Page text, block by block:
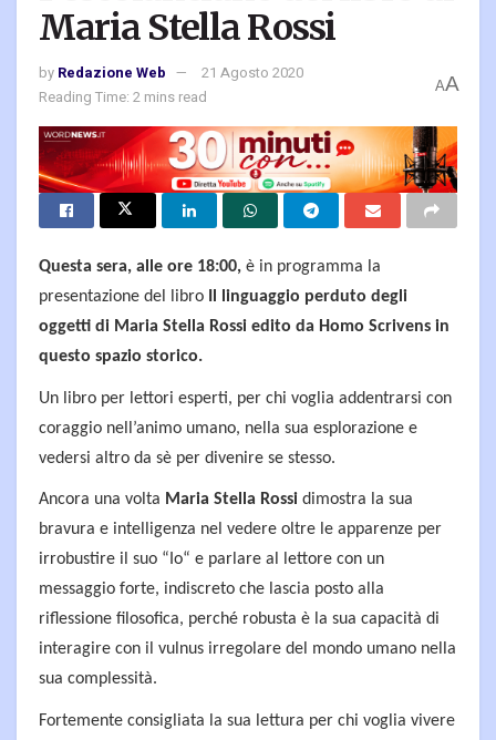
Maria Stella Rossi
by Redazione Web
21 Agosto 2020
Reading Time: 2 mins read
AA
Questa sera, alle ore 18:00, è in programma la
presentazione del libro
Il linguaggio perduto degli
oggetti di Maria Stella Rossi edito da Homo Scrivens in
questo spazio storico.
Un libro per lettori esperti, per chi voglia addentrarsi con
coraggio nell’animo umano, nella sua esplorazione e
vedersi altro da sè per divenire se stesso.
Ancora una volta Maria Stella Rossi dimostra la sua
bravura e intelligenza nel vedere oltre le apparenze per
irrobustire il suo “Io“ e parlare al lettore con un
messaggio forte, indiscreto che lascia posto alla
riflessione filosofica, perché robusta è la sua capacità di
interagire con il vulnus irregolare del mondo umano nella
sua complessità.
Fortemente consigliata la sua lettura per chi voglia vivere